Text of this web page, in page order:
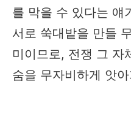
를 막을 수 있다는 얘
서로 쑥대밭을 만들
미이므로, 전쟁 그 자
숨을 무자비하게 앗